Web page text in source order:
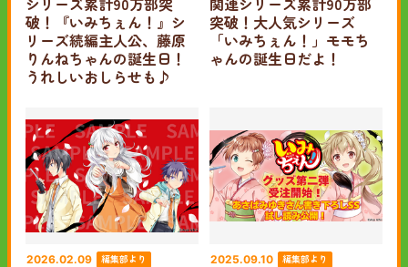
破！『いみちぇん！』シ
リーズ続編主人公、藤原
りんねちゃんの誕生日！
うれしいおしらせも♪
突破！大人気シリーズ
「いみちぇん！」モモち
ゃんの誕生日だよ！
2026.02.09 編集部より 2025.09.10 編集部より